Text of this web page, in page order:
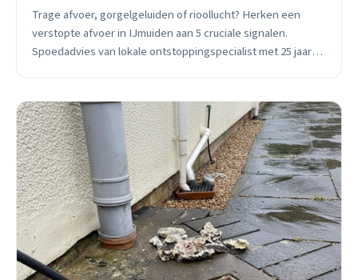
Trage afvoer, gorgelgeluiden of rioollucht? Herken een
verstopte afvoer in IJmuiden aan 5 cruciale signalen.
Spoedadvies van lokale ontstoppingspecialist met 25 jaar